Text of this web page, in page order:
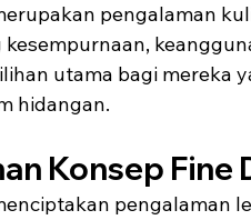
pengalaman
utama bagi mereka
hidangan.
Konsep Fine
pengalaman